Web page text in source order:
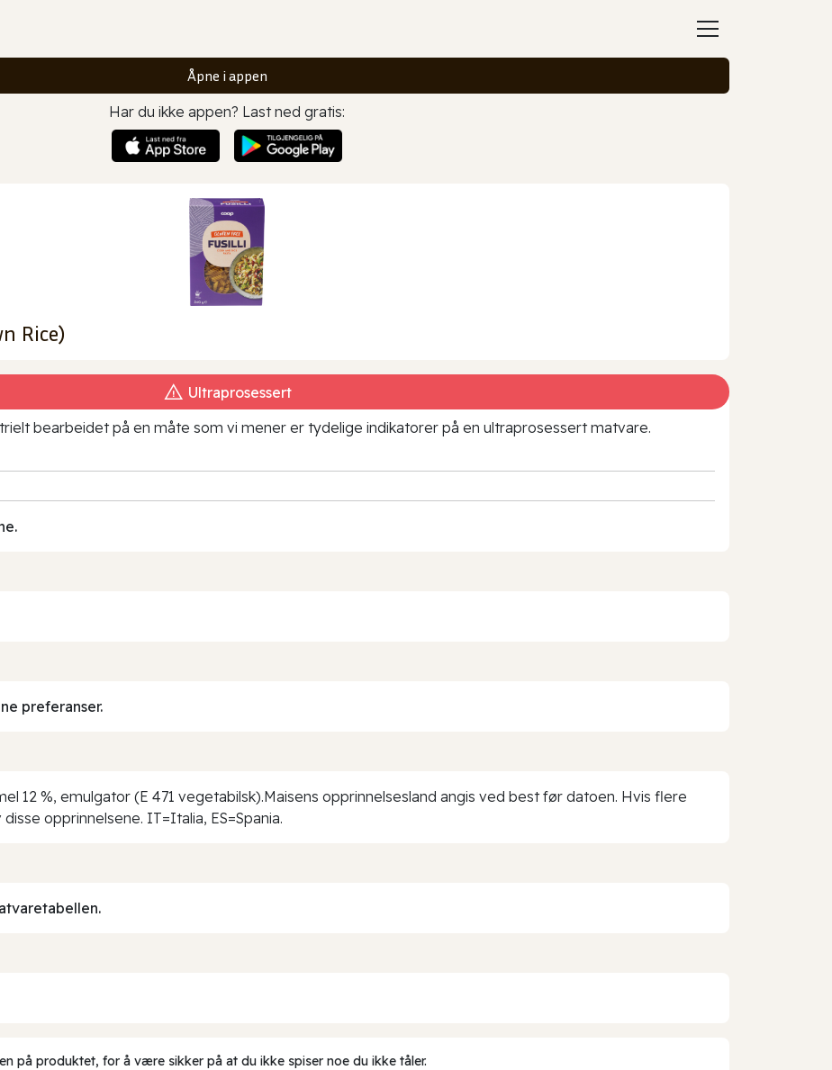
Åpne i appen
Har du ikke appen? Last ned gratis:
Rice)
Ultraprosessert
bearbeidet på en måte som vi mener er tydelige indikatorer på en ultraprosessert matvare.
preferanser.
12 %, emulgator (E 471 vegetabilsk).Maisens opprinnelsesland angis ved best før datoen. Hvis flere
opprinnelsene. IT=Italia, ES=Spania.
på produktet, for å være sikker på at du ikke spiser noe du ikke tåler.